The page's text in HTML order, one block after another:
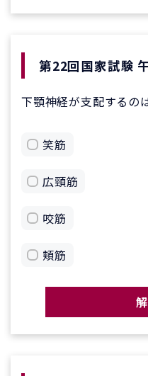
第22回国家試験
下顎神経が支配するの
笑筋
広頸筋
咬筋
頬筋